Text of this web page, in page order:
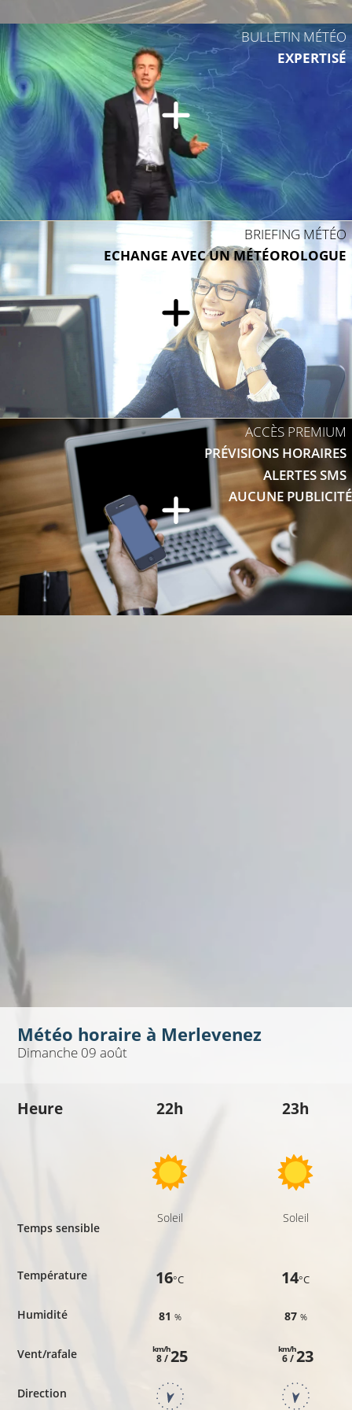
BULLETIN MÉTÉO
EXPERTISÉ
BRIEFING MÉTÉO
ECHANGE AVEC UN MÉTÉOROLOGUE
ACCÈS PREMIUM
PRÉVISIONS HORAIRES
ALERTES SMS
AUCUNE PUBLICITÉ
Météo horaire à Merlevenez
Dimanche 09 août
Heure
Temps sensible
Température
Humidité
Vent/rafale
Direction
22h
Soleil
16°C
81 %
8 /
km/h25
23h
Soleil
14°C
87 %
6 /
km/h23